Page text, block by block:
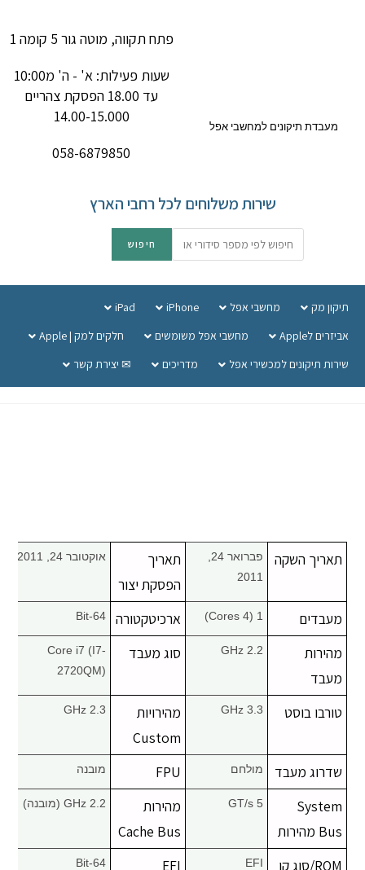
מעבדת תיקונים למחשבי אפל
פתח תקווה, מוטה גור 5 קומה 1
שעות פעילות: א' - ה' מ10:00
עד 18.00 הפסקת צהריים
14.00-15.000
058-6879850
שירות משלוחים לכל רחבי הארץ
תיקון מק מחשבי אפל iPhone
iPad
אביזרים לApple
מחשבי אפל משומשים
חלקים למק | Apple
שירות תיקונים למכשירי אפל
מדריכים ✉ יצירת קשר
תאריך השקה
2011
תאריך
הפסקת יצור
אוקטובר 24, 2011
מעבדים 1 (4 Cores) ארכיטקטורה 64-Bit
מהירות
מעבד
2.2 GHz סוג מעבד
Core i7 (I7-
2720QM)
טורבו בוסט 3.3 GHz
מהירויות
Custom
2.3 GHz
שדרוג מעבד מולחם FPU מובנה
System
Bus מהירות
5 GT/s
מהירות
Cache Bus
2.2 GHz (מובנה)
ROM/סוג קו EFI
EFI
64-Bit